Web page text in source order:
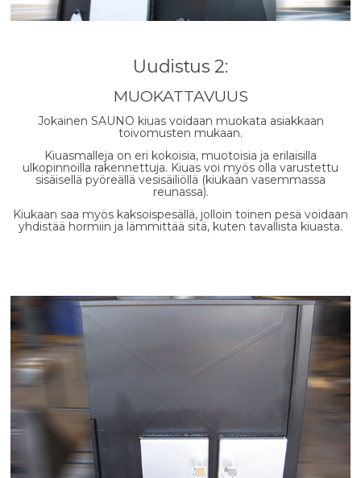
Uudistus 2:
MUOKATTAVUUS
Jokainen SAUNO kiuas voidaan muokata asiakkaan
toivomusten mukaan.
Kiuasmalleja on eri kokoisia, muotoisia ja erilaisilla
ulkopinnoilla rakennettuja. Kiuas voi myös olla varustettu
sisäisellä pyöreällä vesisäiliöllä (kiukaan vasemmassa
reunassa).
Kiukaan saa myös kaksoispesällä, jolloin toinen pesä voidaan
yhdistää hormiin ja lämmittää sitä, kuten tavallista kiuasta.